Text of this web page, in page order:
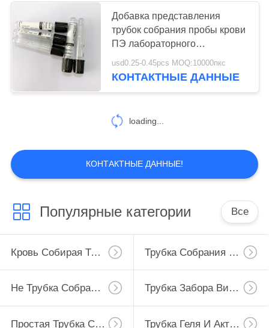
глюкозы
46
Трубка гепарина
лития
49
Добавка представления
трубок собрания пробы крови
ПЭ лабораторного
исследования превосходная
usd0.25-0.45pcs MOQ:10000пкс
КОНТАКТНЫЕ ДАННЫЕ
loading...
КОНТАКТНЫЕ ДАННЫЕ!
Популярные категории Все
Кровь Собирая Трубку Трубка Собрания Крови Вакуума
Не Трубка Собрания Крови Вакуума Трубка Забора Вируса
Простая Трубка Собрания Крови Трубка Геля И Активатора Сгустка Крови